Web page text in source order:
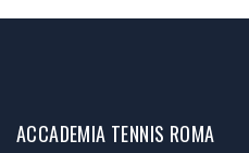
ACCADEMIA TENNIS ROMA